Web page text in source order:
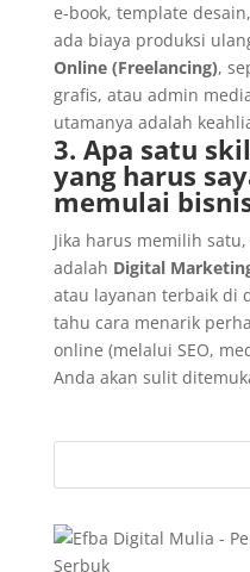
e-book, template
ada biaya produksi
Online (Freelancing),
grafis, atau admin
utamanya adalah
3. Apa satu
yang harus
memulai
Jika harus memilih
adalah Digital
atau layanan terbaik di
tahu cara menarik
online (melalui SEO,
Anda akan sulit